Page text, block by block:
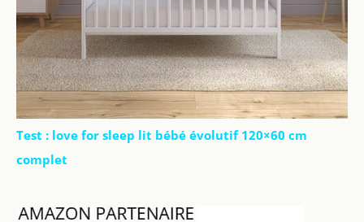
Test : love for sleep lit bébé évolutif 120×60 cm
complet